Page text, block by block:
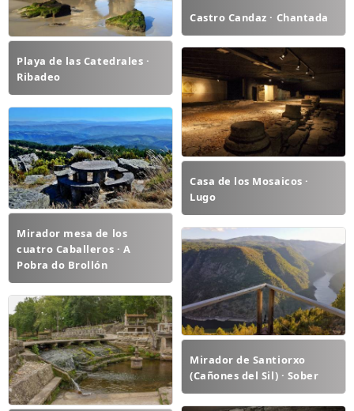
Castro Candaz · Chantada
Playa de las Catedrales ·
Ribadeo
Casa de los Mosaicos ·
Lugo
Mirador mesa de los
cuatro Caballeros · A
Pobra do Brollón
Mirador de Santiorxo
(Cañones del Sil) · Sober